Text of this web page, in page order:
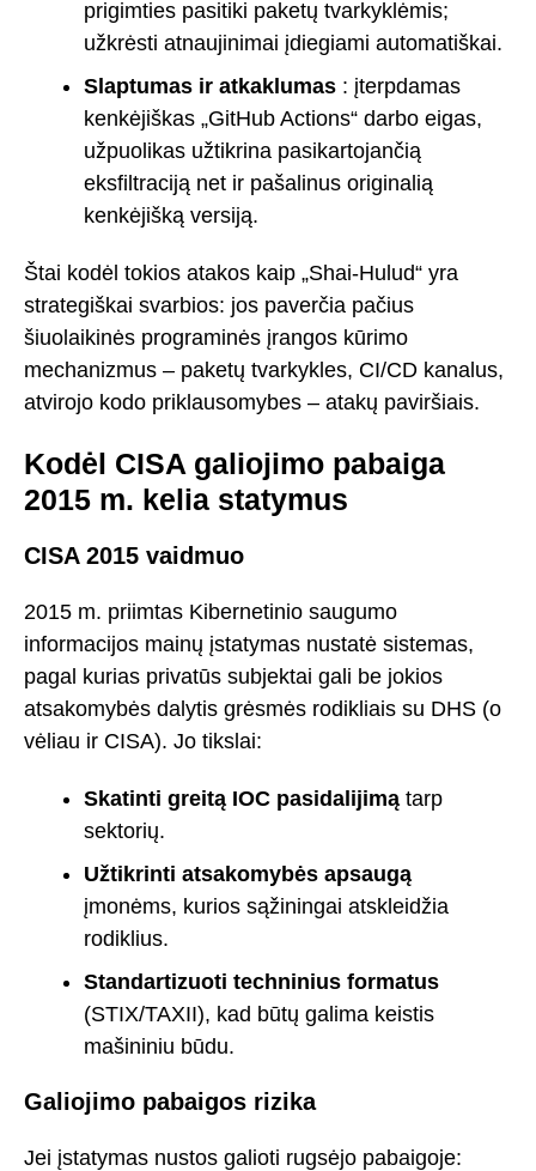
prigimties pasitiki paketų tvarkyklėmis;
užkrėsti atnaujinimai įdiegiami automatiškai.
Slaptumas ir atkaklumas : įterpdamas
kenkėjiškas „GitHub Actions“ darbo eigas,
užpuolikas užtikrina pasikartojančią
eksfiltraciją net ir pašalinus originalią
kenkėjišką versiją.
Štai kodėl tokios atakos kaip „Shai-Hulud“ yra
strategiškai svarbios: jos paverčia pačius
šiuolaikinės programinės įrangos kūrimo
mechanizmus – paketų tvarkykles, CI/CD kanalus,
atvirojo kodo priklausomybes – atakų paviršiais.
Kodėl CISA galiojimo pabaiga
2015 m. kelia statymus
CISA 2015 vaidmuo
2015 m. priimtas Kibernetinio saugumo
informacijos mainų įstatymas nustatė sistemas,
pagal kurias privatūs subjektai gali be jokios
atsakomybės dalytis grėsmės rodikliais su DHS (o
vėliau ir CISA). Jo tikslai:
Skatinti greitą IOC pasidalijimą tarp
sektorių.
Užtikrinti atsakomybės apsaugą
įmonėms, kurios sąžiningai atskleidžia
rodiklius.
Standartizuoti techninius formatus
(STIX/TAXII), kad būtų galima keistis
mašininiu būdu.
Galiojimo pabaigos rizika
Jei įstatymas nustos galioti rugsėjo pabaigoje: